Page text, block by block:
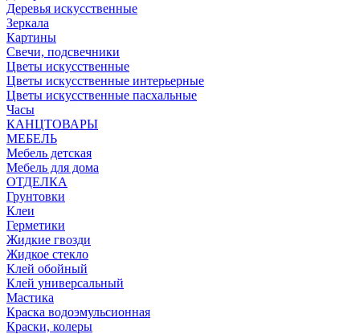
Деревья искусственные
Зеркала
Картины
Свечи, подсвечники
Цветы искусственные
Цветы искусственные интерьерные
Цветы искусственные пасхальные
Часы
КАНЦТОВАРЫ
МЕБЕЛЬ
Мебель детская
Мебель для дома
ОТДЕЛКА
Грунтовки
Клеи
Герметики
Жидкие гвозди
Жидкое стекло
Клей обойный
Клей универсальный
Мастика
Краска водоэмульсионная
Краски, колеры